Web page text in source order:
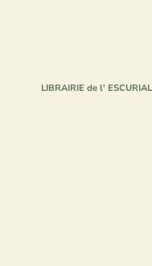
LIBRAIRIE de l' ESCURIAL